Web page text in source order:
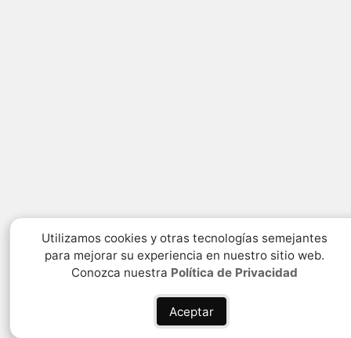
Utilizamos cookies y otras tecnologías semejantes
para mejorar su experiencia en nuestro sitio web.
Conozca nuestra Política de Privacidad
Aceptar